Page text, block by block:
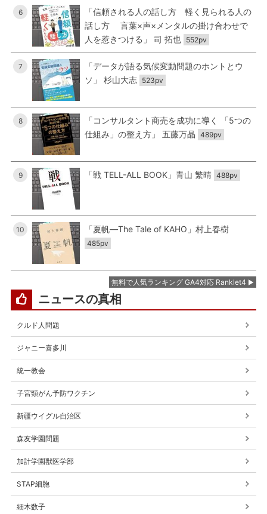
6
「信頼される人の話し方 軽く見られる人の
話し方 言葉×声×メンタルの掛け合わせで
人を惹きつける」 司 拓也 552pv
7
「データが語る気候変動問題のホントとウ
ソ」 杉山大志 523pv
8
「コンサルタント商売を成功に導く 「5つの
仕組み」の整え方」 五藤万晶 489pv
9 「戦 TELL-ALL BOOK」青山 繁晴 488pv
10 「夏帆―The Tale of KAHO」村上春樹
485pv
無料で人気ランキング GA4対応 Ranklet4
ニュースの真相
クルド人問題
ジャニー喜多川
統一教会
子宮頸がん予防ワクチン
新疆ウイグル自治区
森友学園問題
加計学園獣医学部
STAP細胞
細木数子